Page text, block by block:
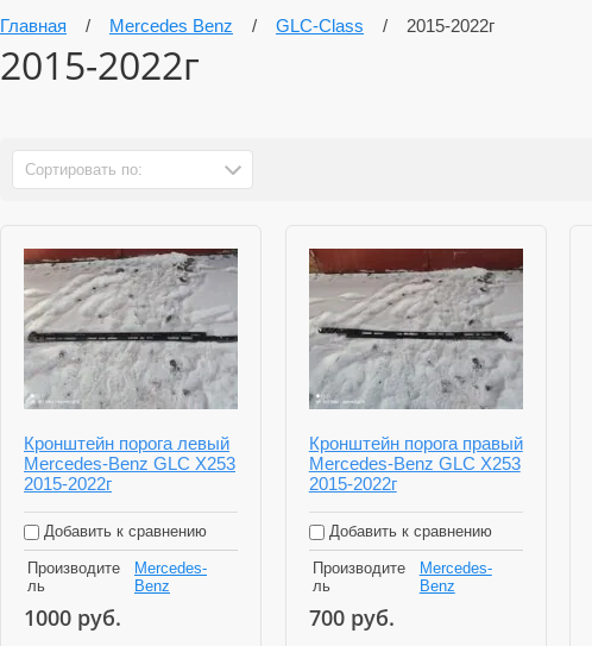
Главная / Mercedes Benz / GLC-Class / 2015-2022г
2015-2022г
Сортировать по:
Кронштейн порога левый
Mercedes-Benz GLC X253
2015-2022г
Добавить к сравнению
Производите
ль
Mercedes-
Benz
1000 руб.
Кронштейн порога правый
Mercedes-Benz GLC X253
2015-2022г
Добавить к сравнению
Производите
ль
Mercedes-
Benz
700руб.